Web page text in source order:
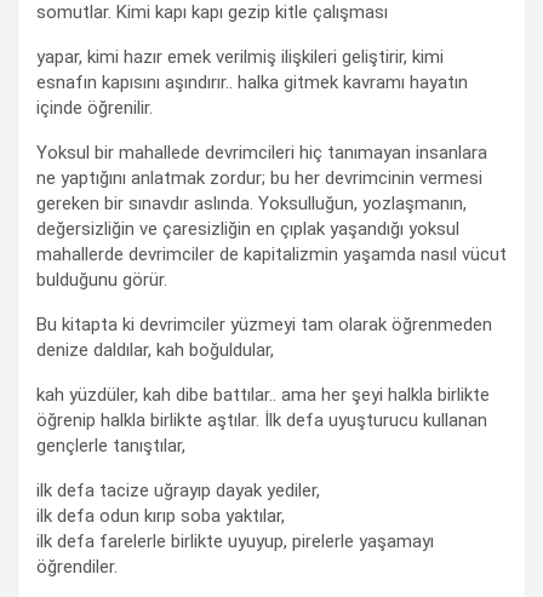
somutlar. Kimi kapı kapı gezip kitle çalışması
yapar, kimi hazır emek verilmiş ilişkileri geliştirir, kimi
esnafın kapısını aşındırır.. halka gitmek kavramı hayatın
içinde öğrenilir.
Yoksul bir mahallede devrimcileri hiç tanımayan insanlara
ne yaptığını anlatmak zordur; bu her devrimcinin vermesi
gereken bir sınavdır aslında. Yoksulluğun, yozlaşmanın,
değersizliğin ve çaresizliğin en çıplak yaşandığı yoksul
mahallerde devrimciler de kapitalizmin yaşamda nasıl vücut
bulduğunu görür.
Bu kitapta ki devrimciler yüzmeyi tam olarak öğrenmeden
denize daldılar, kah boğuldular,
kah yüzdüler, kah dibe battılar.. ama her şeyi halkla birlikte
öğrenip halkla birlikte aştılar. İlk defa uyuşturucu kullanan
gençlerle tanıştılar,
ilk defa tacize uğrayıp dayak yediler,
ilk defa odun kırıp soba yaktılar,
ilk defa farelerle birlikte uyuyup, pirelerle yaşamayı
öğrendiler.